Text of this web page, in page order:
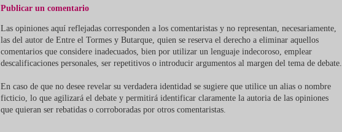
Publicar un comentario
Las opiniones aquí reflejadas corresponden a los comentaristas y no representan, necesariamente,
las del autor de Entre el Tormes y Butarque, quien se reserva el derecho a eliminar aquellos
comentarios que considere inadecuados, bien por utilizar un lenguaje indecoroso, emplear
descalificaciones personales, ser repetitivos o introducir argumentos al margen del tema de debate.
En caso de que no desee revelar su verdadera identidad se sugiere que utilice un alias o nombre
ficticio, lo que agilizará el debate y permitirá identificar claramente la autoria de las opiniones
que quieran ser rebatidas o corroboradas por otros comentaristas.